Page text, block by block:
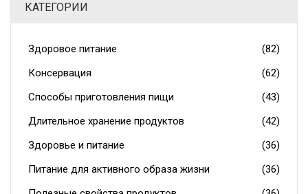
КАТЕГОРИИ
Здоровое питание
(82)
Консервация
(62)
Способы приготовления пищи
(43)
Длительное хранение продуктов
(42)
Здоровье и питание
(36)
Питание для активного образа жизни
(36)